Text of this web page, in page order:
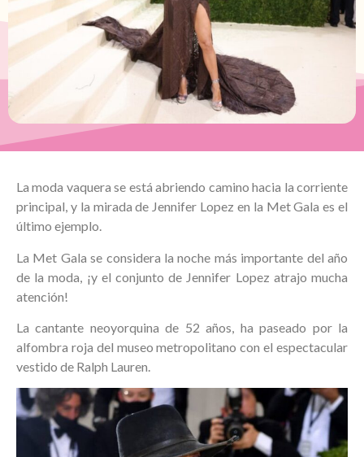
La moda vaquera se está abriendo camino hacia la corriente
principal, y la mirada de Jennifer Lopez en la Met Gala es el
último ejemplo.
La Met Gala se considera la noche más importante del año
de la moda, ¡y el conjunto de Jennifer Lopez atrajo mucha
atención!
La cantante neoyorquina de 52 años, ha paseado por la
alfombra roja del museo metropolitano con el espectacular
vestido de Ralph Lauren.